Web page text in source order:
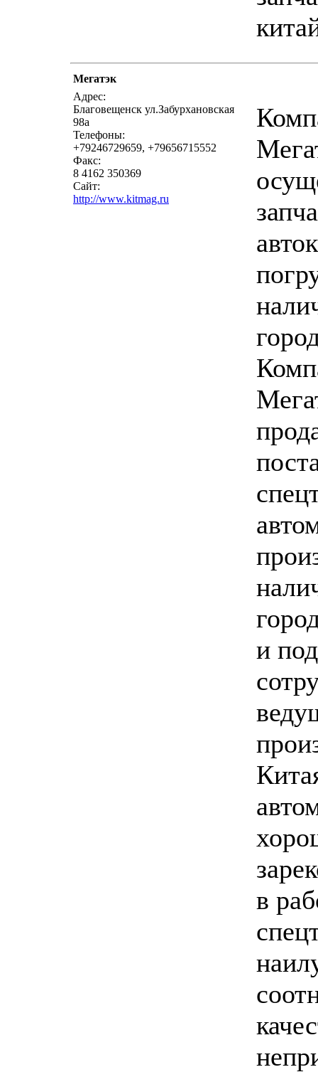
Мегатэк
Адрес:
Благовещенск ул.Забурхановская
98а
Телефоны:
+79246729659, +79656715552
Факс:
8 4162 350369
Сайт:
http://www.kitmag.ru
и
в